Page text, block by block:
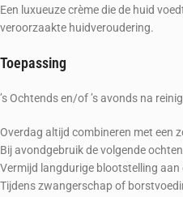
Een luxueuze crème die de huid
veroorzaakte huidveroudering.
Toepassing
’s Ochtends en/of ’s avonds na
Overdag altijd combineren met een
Bij avondgebruik de volgende
Vermijd langdurige blootstelling
Tijdens zwangerschap of